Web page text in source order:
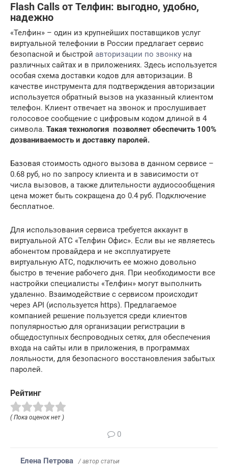
Flash Calls от Телфин: выгодно, удобно,
надежно
«Телфин» – один из крупнейших поставщиков услуг
виртуальной телефонии в России предлагает сервис
безопасной и быстрой авторизации по звонку на
различных сайтах и в приложениях. Здесь используется
особая схема доставки кодов для авторизации. В
качестве инструмента для подтверждения авторизации
используется обратный вызов на указанный клиентом
телефон. Клиент отвечает на звонок и прослушивает
голосовое сообщение с цифровым кодом длиной в 4
символа. Такая технология позволяет обеспечить 100%
дозваниваемость и доставку паролей.
Базовая стоимость одного вызова в данном сервисе –
0.68 руб, но по запросу клиента и в зависимости от
числа вызовов, а также длительности аудиосообщения
цена может быть сокращена до 0.4 руб. Подключение
бесплатное.
Для использования сервиса требуется аккаунт в
виртуальной АТС «Телфин Офис». Если вы не являетесь
абонентом провайдера и не эксплуатируете
виртуальную АТС, подключить ее можно довольно
быстро в течение рабочего дня. При необходимости все
настройки специалисты «Телфин» могут выполнить
удаленно. Взаимодействие с сервисом происходит
через API (используется https). Предлагаемое
компанией решение пользуется среди клиентов
популярностью для организации регистрации в
общедоступных беспроводных сетях, для обеспечения
входа на сайты или в приложения, в программах
лояльности, для безопасного восстановления забытых
паролей.
Рейтинг
( Пока оценок нет )
0
Елена Петрова / автор статьи